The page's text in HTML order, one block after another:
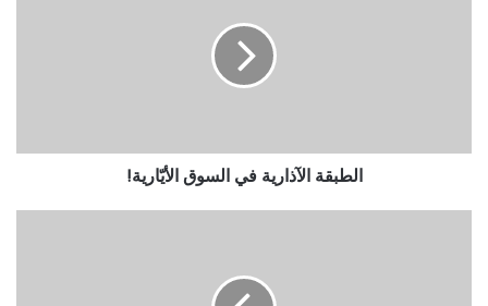
الطبقة الآذارية في السوق الأيّارية!